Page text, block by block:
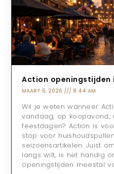
Action openingstijden
MAART 5, 2026 8:44 AM
Wil je weten wanneer
vandaag, op
feestdagen? Action is
stop voor
seizoensartikelen. Juist
langs wilt, is het handig
openingstijden meestal